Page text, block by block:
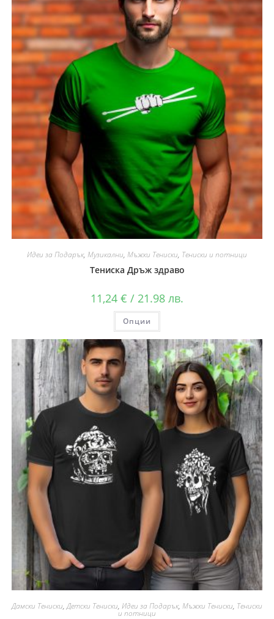
Идеи за Подарък, Музикални, Мъжки Тениски, Тениски и потници
Тениска Дръж здраво
11,24 € / 21.98 лв.
Опции
Дамски Тениски, Детски Тениски, Идеи за Подарък, Мъжки Тениски, Тениски
и потници